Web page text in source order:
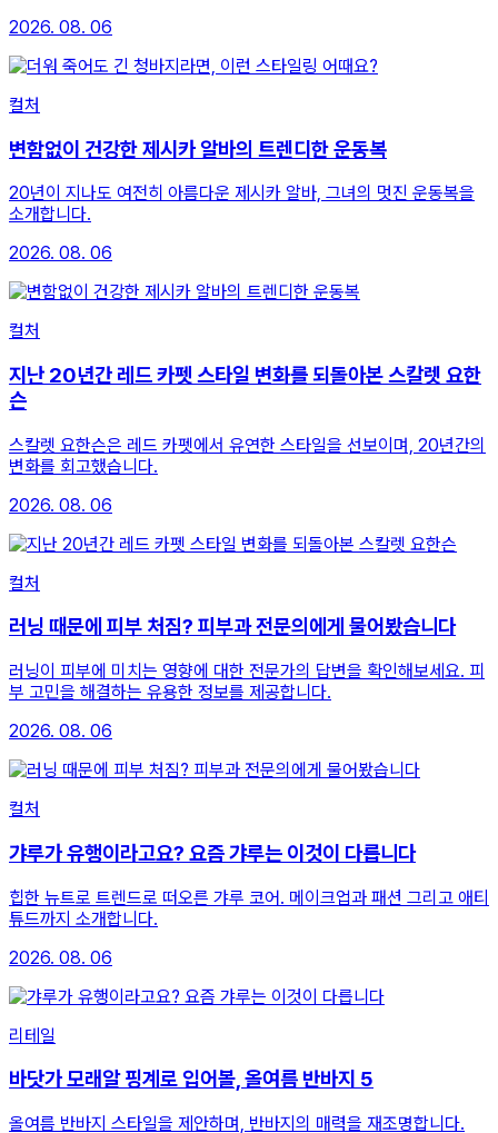
2026. 08. 06
컬처
변함없이 건강한 제시카 알바의 트렌디한 운동복
20년이 지나도 여전히 아름다운 제시카 알바, 그녀의 멋진 운동복을
소개합니다.
2026. 08. 06
컬처
지난 20년간 레드 카펫 스타일 변화를 되돌아본 스칼렛 요한
슨
스칼렛 요한슨은 레드 카펫에서 유연한 스타일을 선보이며, 20년간의
변화를 회고했습니다.
2026. 08. 06
컬처
러닝 때문에 피부 처짐? 피부과 전문의에게 물어봤습니다
러닝이 피부에 미치는 영향에 대한 전문가의 답변을 확인해보세요. 피
부 고민을 해결하는 유용한 정보를 제공합니다.
2026. 08. 06
컬처
갸루가 유행이라고요? 요즘 갸루는 이것이 다릅니다
힙한 뉴트로 트렌드로 떠오른 갸루 코어. 메이크업과 패션 그리고 애티
튜드까지 소개합니다.
2026. 08. 06
리테일
바닷가 모래알 핑계로 입어볼, 올여름 반바지 5
올여름 반바지 스타일을 제안하며, 반바지의 매력을 재조명합니다.